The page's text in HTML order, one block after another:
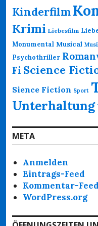
Kinderfilm
Krimi Liebesfilm
Monumental Musical
Psychothriller
Fi Science
Sience Fiction Sport
Unterhaltung
META
Anmelden
Eintrags-Feed
Kommentar-Feed
WordPress.org